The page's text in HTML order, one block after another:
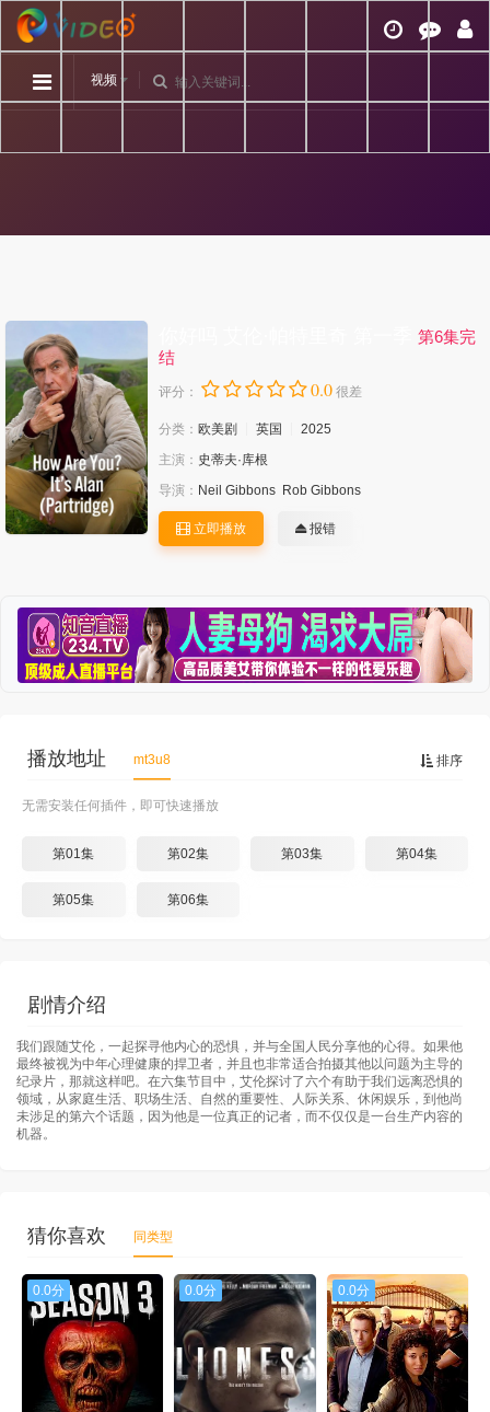
视频
第6集完
结
评分： 0.0 很差
分类： 欧美剧 英国
2025
主演： 史蒂夫·库根
导演： Neil Gibbons Rob Gibbons
立即播放 报错
排序
播放地址 mt3u8
无需安装任何插件，即可快速播放
第01集 第02集 第03集 第04集
第05集 第06集
剧情介绍
我们跟随艾伦，一起探寻他内心的恐惧，并与全国人民分享他的心得。如果他
最终被视为中年心理健康的捍卫者，并且也非常适合拍摄其他以问题为主导的
纪录片，那就这样吧。在六集节目中，艾伦探讨了六个有助于我们远离恐惧的
领域，从家庭生活、职场生活、自然的重要性、人际关系、休闲娱乐，到他尚
未涉足的第六个话题，因为他是一位真正的记者，而不仅仅是一台生产内容的
机器。
猜你喜欢 同类型
0.0分 0.0分 0.0分